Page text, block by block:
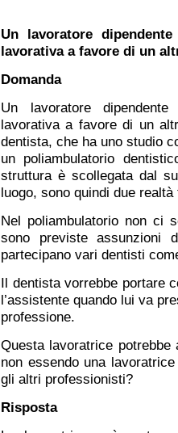
Un lavoratore
lavorativa a favore di
Domanda
Un lavoratore
lavorativa a favore di un
dentista, che ha uno studio
un poliambulatorio
struttura è scollegata dal
luogo, sono quindi due
Nel poliambulatorio non ci
sono previste assunzioni
partecipano vari dentisti
Il dentista vorrebbe portare
l’assistente quando lui va
professione.
Questa lavoratrice
non essendo una
gli altri professionisti?
Risposta